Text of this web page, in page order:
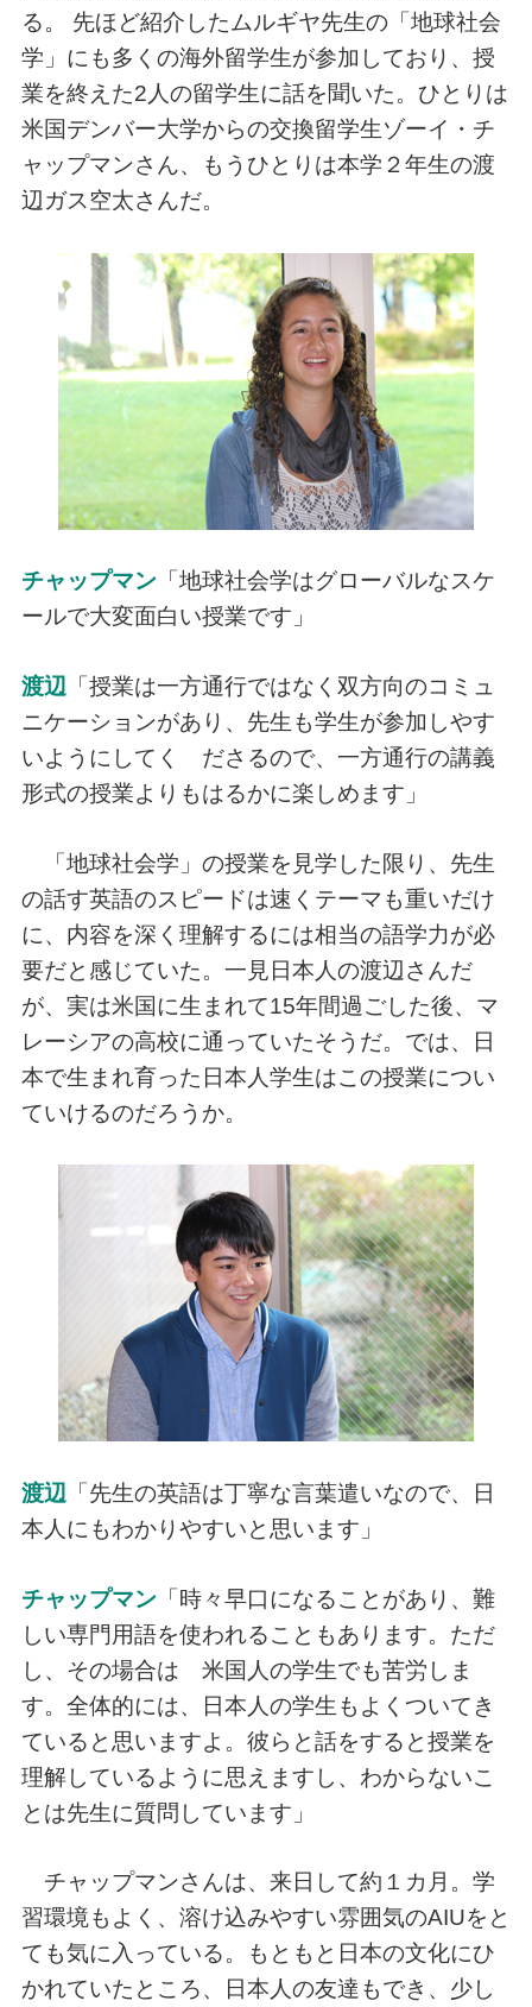
る。 先ほど紹介したムルギヤ先生の「地球社会
学」にも多くの海外留学生が参加しており、授
業を終えた2人の留学生に話を聞いた。ひとりは
米国デンバー大学からの交換留学生ゾーイ・チ
ャップマンさん、もうひとりは本学２年生の渡
辺ガス空太さんだ。
チャップマン「地球社会学はグローバルなスケ
ールで大変面白い授業です」
渡辺 「授業は一方通行ではなく双方向のコミュ
ニケーションがあり、先生も学生が参加しやす
いようにしてく ださるので、一方通行の講義
形式の授業よりもはるかに楽しめます」
「地球社会学」の授業を見学した限り、先生
の話す英語のスピードは速くテーマも重いだけ
に、内容を深く理解するには相当の語学力が必
要だと感じていた。一見日本人の渡辺さんだ
が、実は米国に生まれて15年間過ごした後、マ
レーシアの高校に通っていたそうだ。では、日
本で生まれ育った日本人学生はこの授業につい
ていけるのだろうか。
渡辺 「先生の英語は丁寧な言葉遣いなので、日
本人にもわかりやすいと思います」
チャップマン「時々早口になることがあり、難
しい専門用語を使われることもあります。ただ
し、その場合は 米国人の学生でも苦労しま
す。全体的には、日本人の学生もよくついてき
ていると思いますよ。彼らと話をすると授業を
理解しているように思えますし、わからないこ
とは先生に質問しています」
チャップマンさんは、来日して約１カ月。学
習環境もよく、溶け込みやすい雰囲気のAIUをと
ても気に入っている。もともと日本の文化にひ
かれていたところ、日本人の友達もでき、少し